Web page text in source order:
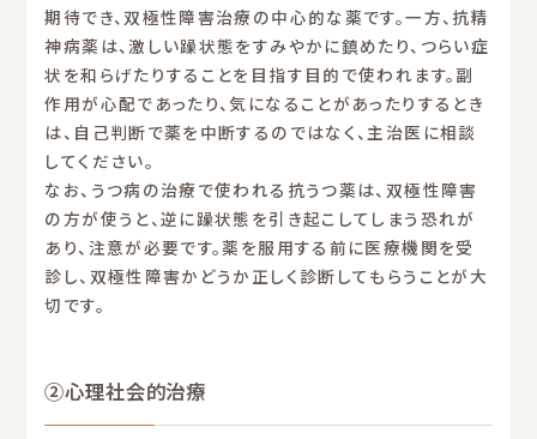
期待でき、双極性障害治療の中心的な薬です。一方、抗精
神病薬は、激しい躁状態をすみやかに鎮めたり、つらい症
状を和らげたりすることを目指す目的で使われます。副
作用が心配であったり、気になることがあったりするとき
は、自己判断で薬を中断するのではなく、主治医に相談
してください。
なお、うつ病の治療で使われる抗うつ薬は、双極性障害
の方が使うと、逆に躁状態を引き起こしてしまう恐れが
あり、注意が必要です。薬を服用する前に医療機関を受
診し、双極性障害かどうか正しく診断してもらうことが大
切です。
②心理社会的治療